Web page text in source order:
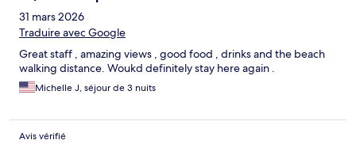
31 mars 2026
Traduire avec Google
Great staff , amazing views , good food , drinks and the beach
walking distance. Woukd definitely stay here again .
Michelle J, séjour de 3 nuits
Avis vérifié